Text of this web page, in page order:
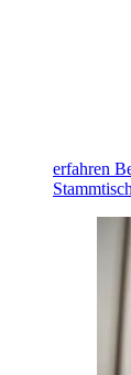
erfahren
Stammtisch